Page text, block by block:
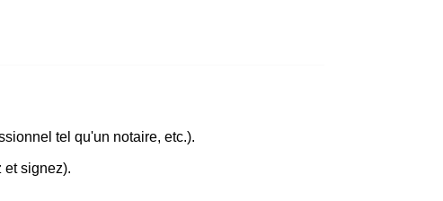
tel qu'un notaire, etc.).
et signez).